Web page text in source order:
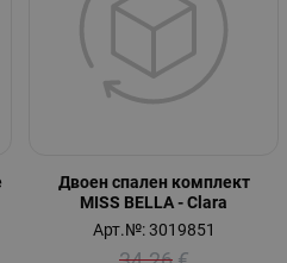
Двоен спален комплект
MISS BELLA - Clara
Арт.№: 3019851